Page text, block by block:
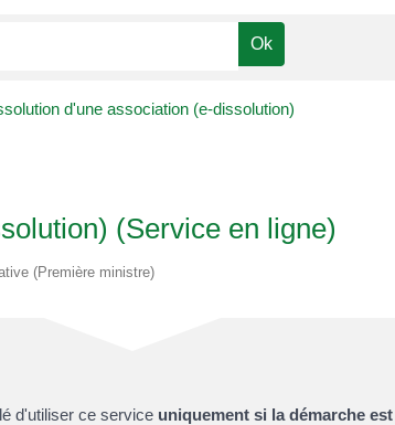
d'une association (e-dissolution)
(Service en ligne)
(Première ministre)
d'utiliser ce service uniquement si la démarche